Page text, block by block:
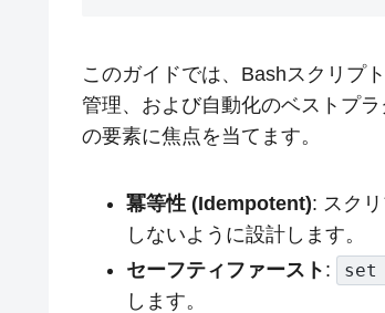
このガイドでは、Bashスクリプ
管理、および自動化のベストプ
の要素に焦点を当てます。
冪等性 (Idempotent): スク
しないように設計します。
セーフティファースト : set
します。